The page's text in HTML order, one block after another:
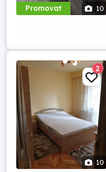
Promovat 10
10
2